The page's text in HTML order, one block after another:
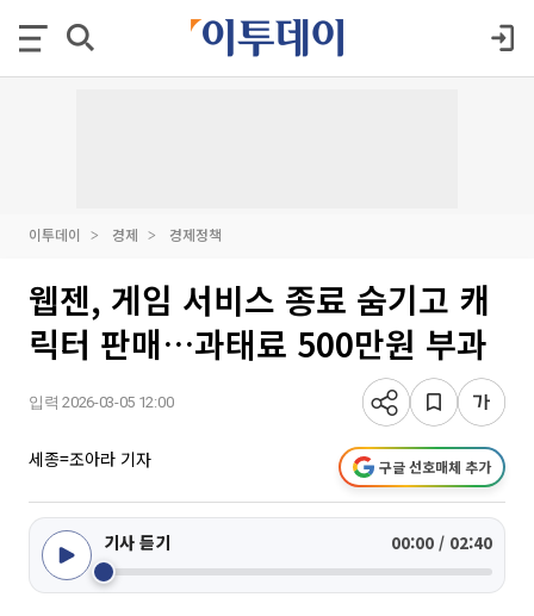
이투데이 경제 경제정책
웹젠, 게임 서비스 종료 숨기고 캐
릭터 판매…과태료 500만원 부과
입력 2026-03-05 12:00
세종=조아라 기자 구글 선호매체 추가
기사 듣기 00:00 / 02:40